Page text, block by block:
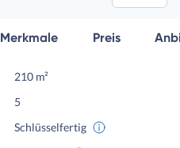
Merkmale Preis
210 m²
5
Schlüsselfertig